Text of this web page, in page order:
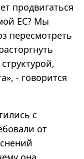
продвигаться
ЕС? Мы
пересмотреть
- говорится
с
от